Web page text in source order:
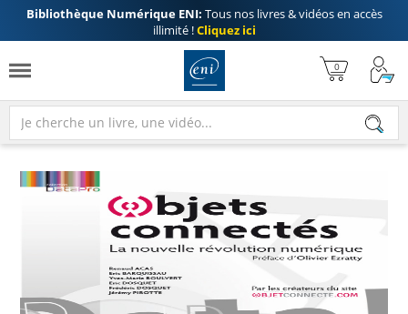
Bibliothèque Numérique ENI: Tous nos livres & vidéos en accès
illimité !Cliquez ici